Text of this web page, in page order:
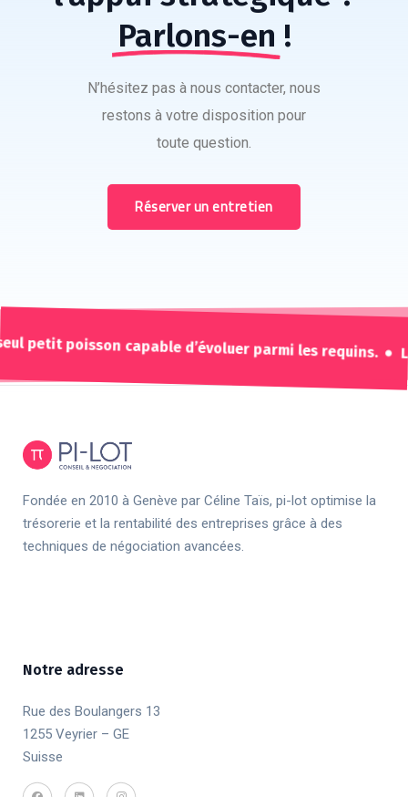
Parlons-en !
N’hésitez pas à nous contacter, nous
restons à votre disposition pour
toute question.
Réserver un entretien
petit poisson capable d’évoluer parmi les requins.
Fondée en 2010 à Genève par Céline Taïs, pi-lot optimise la
trésorerie et la rentabilité des entreprises grâce à des
techniques de négociation avancées.
Notre adresse
Rue des Boulangers 13
1255 Veyrier – GE
Suisse